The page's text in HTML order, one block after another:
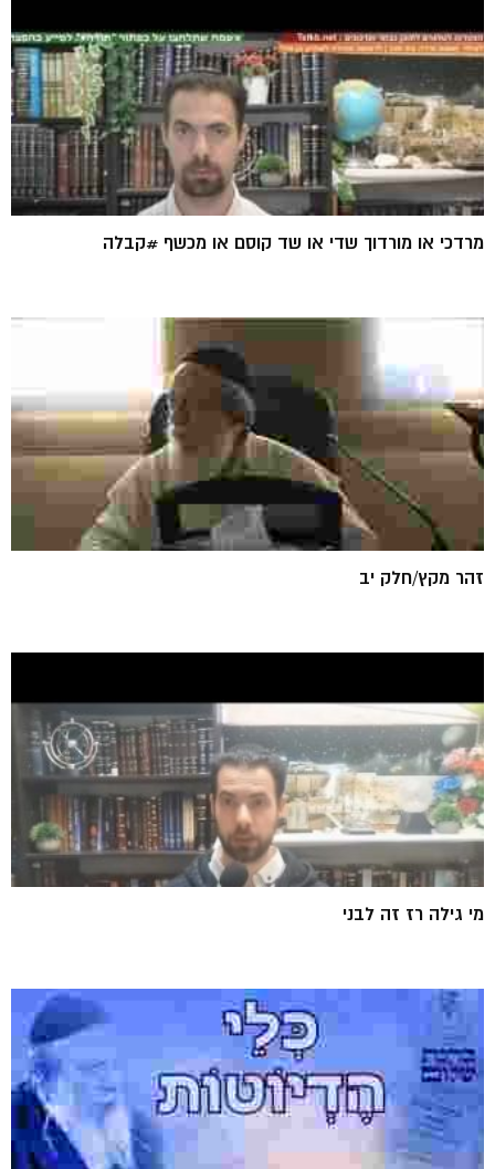
מרדכי או מורדוך שדי או שד קוסם או מכשף #קבלה
זהר מקץ/חלק יב
מי גילה רז זה לבני